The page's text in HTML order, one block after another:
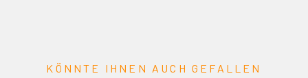
KÖNNTE IHNEN AUCH GEFALLEN